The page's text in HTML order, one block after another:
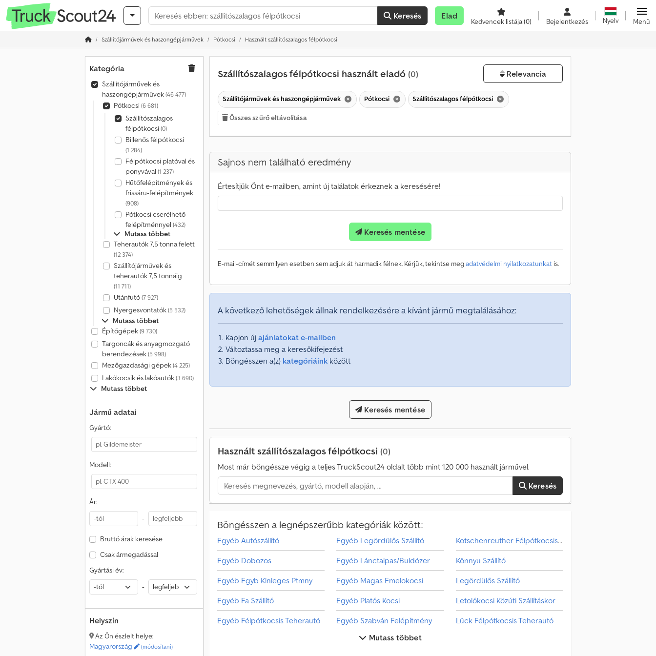
Keresés Elad
Kedvencek listája(0) Bejelentkezés Nyelv Menü
Szállítójárművek és haszongépjárművek Pótkocsi Használt szállítószalagos félpótkocsi
Kategória
Szállítójárművek és
haszongépjárművek(46 477)
Pótkocsi(6 681)
Szállítószalagos
félpótkocsi(0)
Billenős félpótkocsi
(1 284)
Félpótkocsi platóval és
ponyvával (1 237)
Hűtőfelépítmények és
frissáru-felépítmények
(908)
Pótkocsi cserélhető
felépítménnyel (432)
Mutass többet
Teherautók 7,5 tonna felett
(12 374)
Szállítójárművek és
teherautók 7,5 tonnáig
(11 711)
Utánfutó(7 927)
Nyergesvontatók(5 532)
Mutass többet
Építőgépek(9 730)
Targoncák és anyagmozgató
berendezések(5 998)
Mezőgazdasági gépek(4 225)
Lakókocsik és lakóautók(3 690)
Mutass többet
Jármű adatai
Gyártó:
Modell:
Ár:
-
Bruttó árak keresése
Csak ármegadással
Gyártási év:
-
Helyszín
Az Ön észlelt helye:
Magyarország
(módosítani)
Szállítószalagos félpótkocsi használt eladó (0) Relevancia
Szállítójárművek és haszongépjárművek Pótkocsi Szállítószalagos félpótkocsi
Összes szűrő eltávolítása
Sajnos nem található eredmény
Értesítjük Önt e-mailben, amint új találatok érkeznek a keresésére!
Keresés mentése
E-mail-címét semmilyen esetben sem adjuk át harmadik félnek. Kérjük, tekintse megadatvédelmi nyilatkozatunkat is.
A következő lehetőségek állnak rendelkezésére a kívánt jármű megtalálásához:
Kapjon új ajánlatokat e-mailben
Változtassa meg a keresőkifejezést
Böngésszen a(z) kategóriáink között
Keresés mentése
Használt szállítószalagos félpótkocsi (0)
Most már böngéssze végig a teljes TruckScout24 oldalt több mint 120 000 használt járművel.
Keresés
Böngésszen a legnépszerűbb kategóriák között:
Egyéb Autószállító
Egyéb Dobozos
Egyéb Egyb Klnleges Ptmny
Egyéb Fa Szállító
Egyéb Félpótkocsis Teherautó
Egyéb Legördülős Szállító
Egyéb Lánctalpas/Buldózer
Egyéb Magas Emelokocsi
Egyéb Platós Kocsi
Egyéb Szabván Felépítmény
Egyéb Tartélyos Felépítmény
Kotschenreuther Félpótkocsis Teherautó
Könnyu Szállító
Legördülős Szállító
Letolókocsi Közúti Szállításkor
Lück Félpótkocsis Teherautó
Mutass többet
H
a
t
a
ö
i
0
v
á
s
l
á
i
m
g
k
e
e
é
s
l